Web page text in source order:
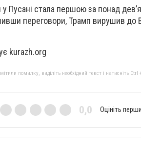
у Пусані стала першою за понад
переговори, Трамп вирушив до
kurazh.org
помилку, виділіть необхідний текст і натисніть
0,0 Оцініть